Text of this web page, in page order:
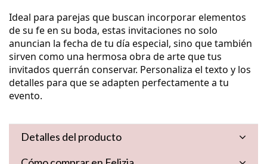
Ideal para parejas que buscan incorporar elementos
de su fe en su boda, estas invitaciones no solo
anuncian la fecha de tu día especial, sino que también
sirven como una hermosa obra de arte que tus
invitados querrán conservar. Personaliza el texto y los
detalles para que se adapten perfectamente a tu
evento.
Detalles del producto